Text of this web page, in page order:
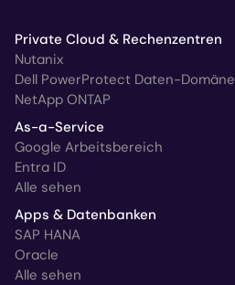
Private Cloud & Rechenzentren
Nutanix
Dell PowerProtect Daten-Domäne
NetApp ONTAP
As-a-Service
Google Arbeitsbereich
Entra ID
Alle sehen
Apps & Datenbanken
SAP HANA
Oracle
Alle sehen